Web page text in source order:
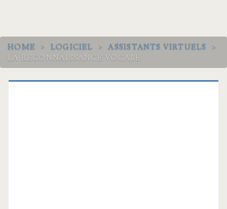
HOME > LOGICIEL > ASSISTANTS VIRTUELS
>
LA RECONNAISSANCE VOCALE